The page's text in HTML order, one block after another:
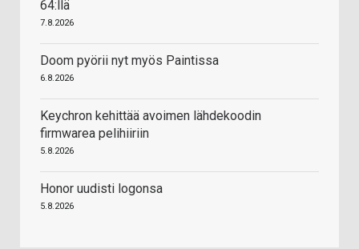
64:llä
7.8.2026
Doom pyörii nyt myös Paintissa
6.8.2026
Keychron kehittää avoimen lähdekoodin
firmwarea pelihiiriin
5.8.2026
Honor uudisti logonsa
5.8.2026